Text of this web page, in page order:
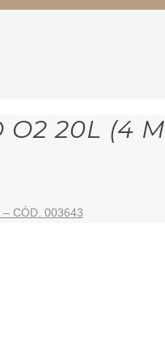
O2 20L (4
CÓD. 003643